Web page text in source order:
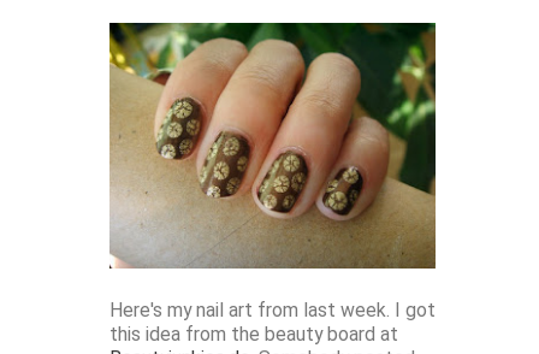
Here's my nail art from last week. I got
this idea from the beauty board at